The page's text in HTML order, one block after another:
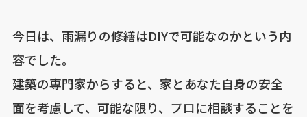
今日は、雨漏りの修繕はDIYで可能なのかという内
容でした。
建築の専門家からすると、家とあなた自身の安全
面を考慮して、可能な限り、プロに相談することを